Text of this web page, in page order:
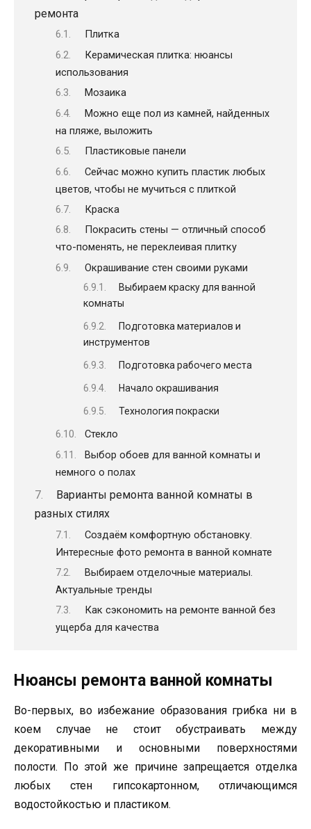
ремонта
Плитка
Керамическая плитка: нюансы
использования
Мозаика
Можно еще пол из камней, найденных
на пляже, выложить
Пластиковые панели
Сейчас можно купить пластик любых
цветов, чтобы не мучиться с плиткой
Краска
Покрасить стены — отличный способ
что-поменять, не переклеивая плитку
Окрашивание стен своими руками
Выбираем краску для ванной
комнаты
Подготовка материалов и
инструментов
Подготовка рабочего места
Начало окрашивания
Технология покраски
Стекло
Выбор обоев для ванной комнаты и
немного о полах
Варианты ремонта ванной комнаты в
разных стилях
Создаём комфортную обстановку.
Интересные фото ремонта в ванной комнате
Выбираем отделочные материалы.
Актуальные тренды
Как сэкономить на ремонте ванной без
ущерба для качества
Нюансы ремонта ванной комнаты
Во-первых, во избежание образования грибка ни в
коем случае не стоит обустраивать между
декоративными и основными поверхностями
полости. По этой же причине запрещается отделка
любых стен гипсокартонном, отличающимся
водостойкостью и пластиком.